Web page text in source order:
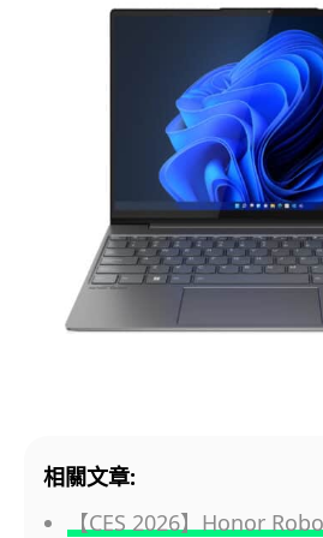
相關文章:
【CES 2026】Honor